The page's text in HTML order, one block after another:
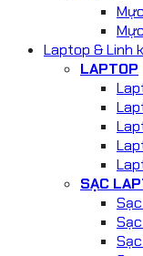
Laptop & Linh
LAPTOP
SẠC